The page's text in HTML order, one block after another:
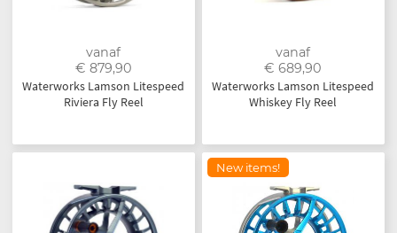
vanaf
€ 879,90
Waterworks Lamson Litespeed
Riviera Fly Reel
vanaf
€ 689,90
Waterworks Lamson Litespeed
Whiskey Fly Reel
New items!